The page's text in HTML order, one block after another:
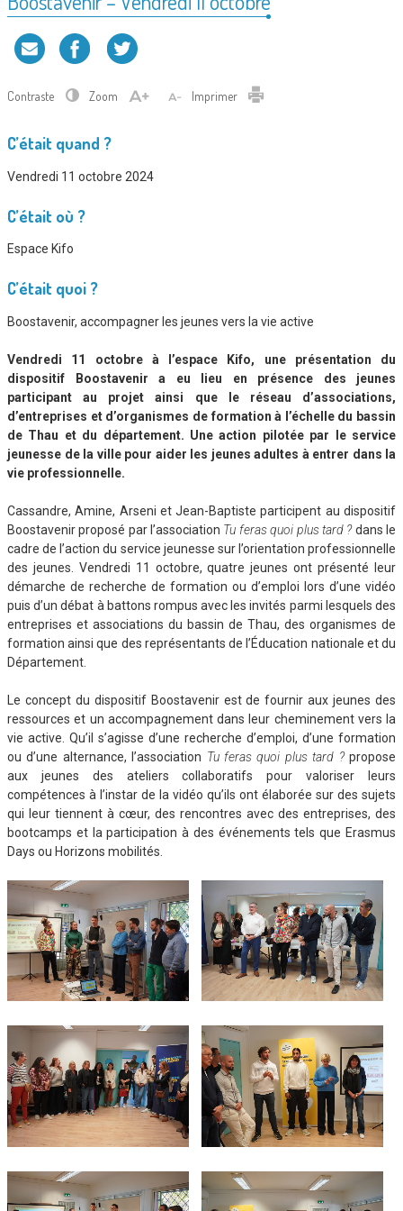
Contraste Zoom Imprimer
C’était quand ?
Vendredi 11 octobre 2024
C’était où ?
Espace Kifo
C’était quoi ?
Boostavenir, accompagner les jeunes vers la vie active
Vendredi 11 octobre à l’espace Kifo, une présentation du
dispositif Boostavenir a eu lieu en présence des jeunes
participant au projet ainsi que le réseau d’associations,
d’entreprises et d’organismes de formation à l’échelle du bassin
de Thau et du département. Une action pilotée par le service
jeunesse de la ville pour aider les jeunes adultes à entrer dans la
vie professionnelle.
Cassandre, Amine, Arseni et Jean-Baptiste participent au dispositif
Boostavenir proposé par l’association Tu feras quoi plus tard ?dans le
cadre de l’action du service jeunesse sur l’orientation professionnelle
des jeunes. Vendredi 11 octobre, quatre jeunes ont présenté leur
démarche de recherche de formation ou d’emploi lors d’une vidéo
puis d’un débat à battons rompus avec les invités parmi lesquels des
entreprises et associations du bassin de Thau, des organismes de
formation ainsi que des représentants de l’Éducation nationale et du
Département.
Le concept du dispositif Boostavenir est de fournir aux jeunes des
ressources et un accompagnement dans leur cheminement vers la
vie active. Qu’il s’agisse d’une recherche d’emploi, d’une formation
ou d’une alternance, l’association Tu feras quoi plus tard ?propose
aux jeunes des ateliers collaboratifs pour valoriser leurs
compétences à l’instar de la vidéo qu’ils ont élaborée sur des sujets
qui leur tiennent à cœur, des rencontres avec des entreprises, des
bootcamps et la participation à des événements tels que Erasmus
Days ou Horizons mobilités.